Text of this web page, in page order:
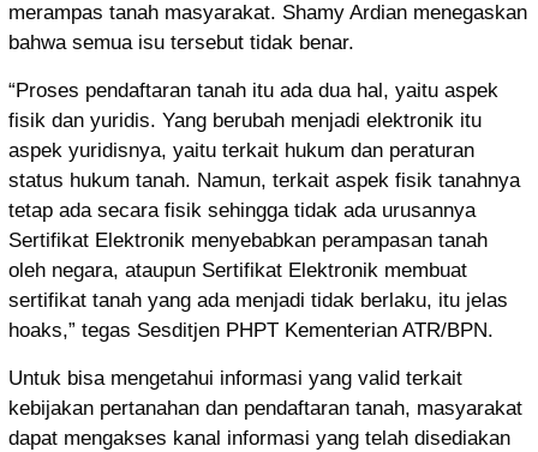
merampas tanah masyarakat. Shamy Ardian menegaskan
bahwa semua isu tersebut tidak benar.
“Proses pendaftaran tanah itu ada dua hal, yaitu aspek
fisik dan yuridis. Yang berubah menjadi elektronik itu
aspek yuridisnya, yaitu terkait hukum dan peraturan
status hukum tanah. Namun, terkait aspek fisik tanahnya
tetap ada secara fisik sehingga tidak ada urusannya
Sertifikat Elektronik menyebabkan perampasan tanah
oleh negara, ataupun Sertifikat Elektronik membuat
sertifikat tanah yang ada menjadi tidak berlaku, itu jelas
hoaks,” tegas Sesditjen PHPT Kementerian ATR/BPN.
Untuk bisa mengetahui informasi yang valid terkait
kebijakan pertanahan dan pendaftaran tanah, masyarakat
dapat mengakses kanal informasi yang telah disediakan